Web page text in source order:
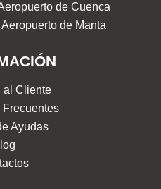
de Cuenca
de Manta
al Cliente
Frecuentes
Ayudas